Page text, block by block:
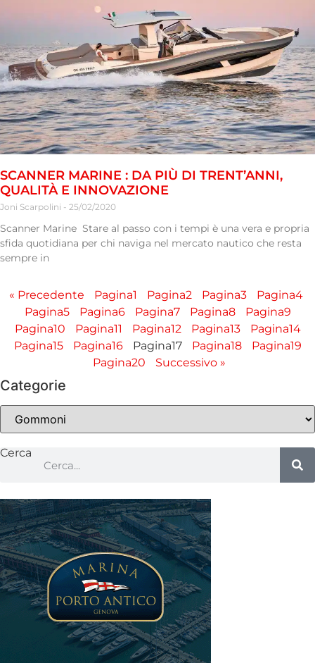
SCANNER MARINE : DA PIÙ DI TRENT’ANNI,
QUALITÀ E INNOVAZIONE
Joni Scarpolini 25/02/2020
Scanner Marine Stare al passo con i tempi è una vera e propria
sfida quotidiana per chi naviga nel mercato nautico che resta
sempre in
« Precedente Pagina1 Pagina2 Pagina3 Pagina4
Pagina5 Pagina6 Pagina7 Pagina8 Pagina9
Pagina10 Pagina11 Pagina12 Pagina13 Pagina14
Pagina15 Pagina16 Pagina17 Pagina18 Pagina19
Pagina20 Successivo »
Categorie
Categorie
Cerca